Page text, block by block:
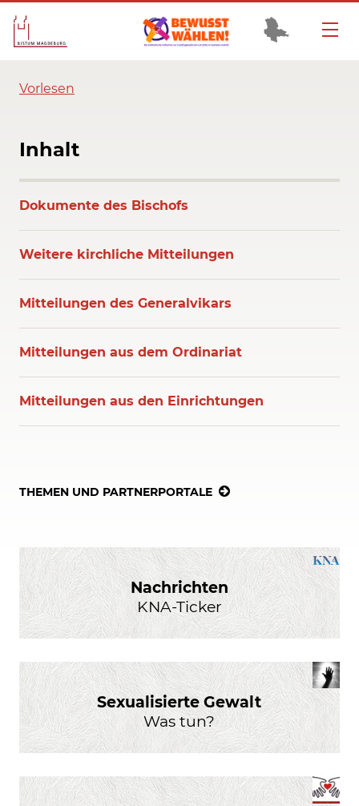
Vorlesen
Inhalt
Dokumente des Bischofs
Weitere kirchliche Mitteilungen
Mitteilungen des Generalvikars
Mitteilungen aus dem Ordinariat
Mitteilungen aus den Einrichtungen
THEMEN UND PARTNERPORTALE
Nachrichten
KNA-Ticker
Sexualisierte Gewalt
Was tun?